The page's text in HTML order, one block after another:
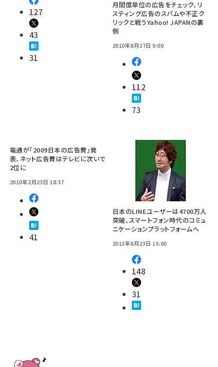
127
43
31
月間億単位の広告をチェック、リ
スティング広告のスパムや不正ク
リックと戦うYahoo! JAPANの裏
側
2010年8月27日 9:00
112
73
電通が「2009日本の広告費」発
表、ネット広告費はテレビに次いで
2位に
2010年2月23日 18:37
41
日本のLINEユーザーは4700万人
突破、スマートフォン時代のコミュ
ニケーションプラットフォームへ
2013年8月23日 15:00
148
31